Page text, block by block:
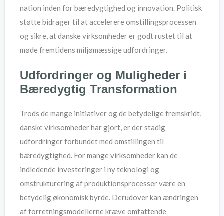
nation inden for bæredygtighed og innovation. Politisk
støtte bidrager til at accelerere omstillingsprocessen
og sikre, at danske virksomheder er godt rustet til at
møde fremtidens miljømæssige udfordringer.
Udfordringer og Muligheder i
Bæredygtig Transformation
Trods de mange initiativer og de betydelige fremskridt,
danske virksomheder har gjort, er der stadig
udfordringer forbundet med omstillingen til
bæredygtighed. For mange virksomheder kan de
indledende investeringer i ny teknologi og
omstrukturering af produktionsprocesser være en
betydelig økonomisk byrde. Derudover kan ændringen
af forretningsmodellerne kræve omfattende